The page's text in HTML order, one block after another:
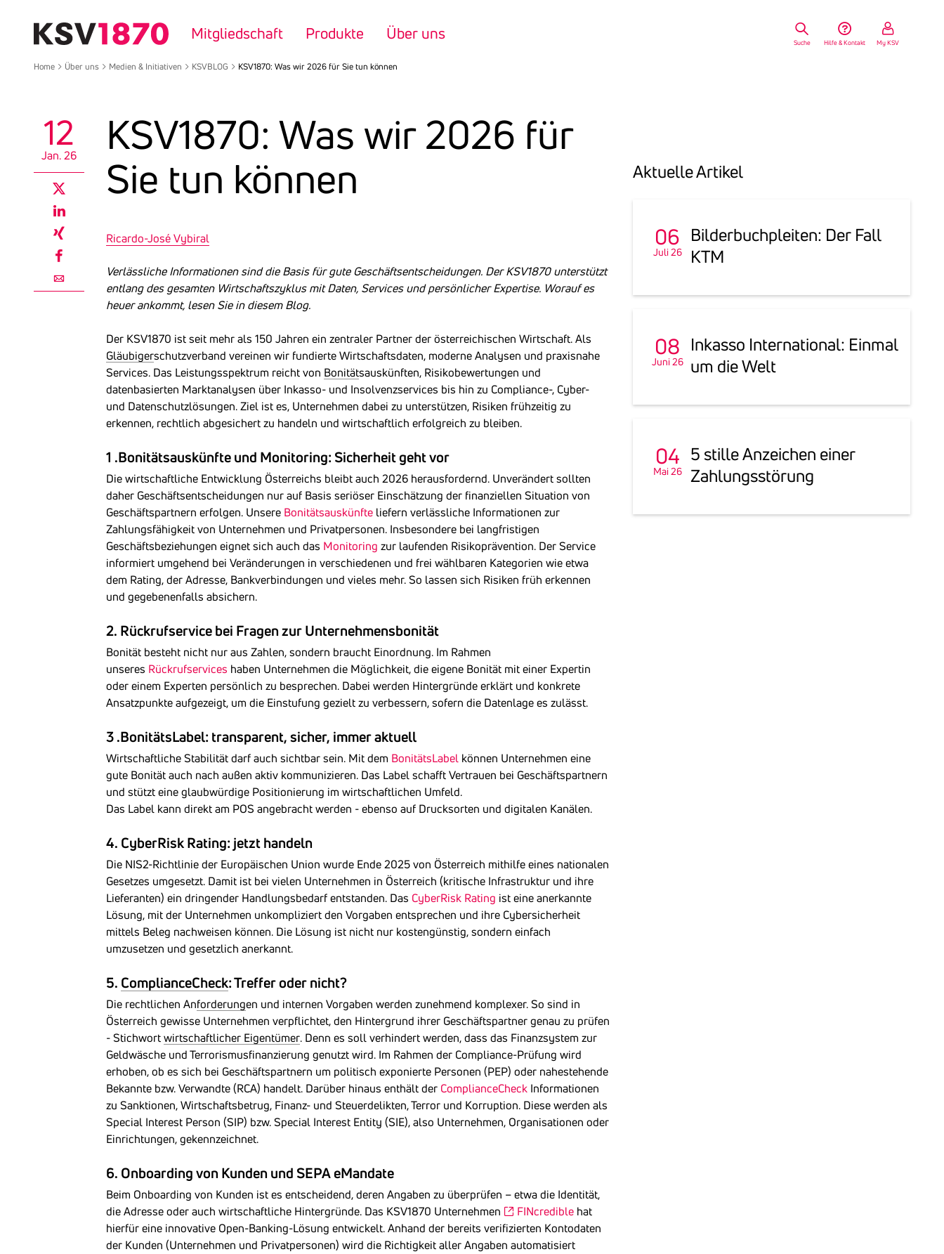
Mitgliedschaft Produkte Über uns
Suche Hilfe & Kontakt My KSV
Home Über uns Medien & Initiativen KSVBLOG KSV1870: Was wir 2026 für Sie tun können
12
Jan. 26
email
KSV1870: Was wir 2026 für
Sie tun können
Ricardo-José Vybiral
Verlässliche Informationen sind die Basis für gute Geschäftsentscheidungen. Der KSV1870 unterstützt
entlang des gesamten Wirtschaftszyklus mit Daten, Services und persönlicher Expertise. Worauf es
heuer ankommt, lesen Sie in diesem Blog.
Der KSV1870 ist seit mehr als 150 Jahren ein zentraler Partner der österreichischen Wirtschaft. Als
Gläubigerschutzverband vereinen wir fundierte Wirtschaftsdaten, moderne Analysen und praxisnahe
Services. Das Leistungsspektrum reicht von Bonitätsauskünften, Risikobewertungen und
datenbasierten Marktanalysen über Inkasso- und Insolvenzservices bis hin zu Compliance-, Cyber-
und Datenschutzlösungen. Ziel ist es, Unternehmen dabei zu unterstützen, Risiken frühzeitig zu
erkennen, rechtlich abgesichert zu handeln und wirtschaftlich erfolgreich zu bleiben.
1 .Bonitätsauskünfte und Monitoring: Sicherheit geht vor
Die wirtschaftliche Entwicklung Österreichs bleibt auch 2026 herausfordernd. Unverändert sollten
daher Geschäftsentscheidungen nur auf Basis seriöser Einschätzung der finanziellen Situation von
Geschäftspartnern erfolgen. Unsere Bonitätsauskünfte liefern verlässliche Informationen zur
Zahlungsfähigkeit von Unternehmen und Privatpersonen. Insbesondere bei langfristigen
Geschäftsbeziehungen eignet sich auch das Monitoring zur laufenden Risikoprävention. Der Service
informiert umgehend bei Veränderungen in verschiedenen und frei wählbaren Kategorien wie etwa
dem Rating, der Adresse, Bankverbindungen und vieles mehr. So lassen sich Risiken früh erkennen
und gegebenenfalls absichern.
2. Rückrufservice bei Fragen zur Unternehmensbonität
Bonität besteht nicht nur aus Zahlen, sondern braucht Einordnung. Im Rahmen
unseres Rückrufservices haben Unternehmen die Möglichkeit, die eigene Bonität mit einer Expertin
oder einem Experten persönlich zu besprechen. Dabei werden Hintergründe erklärt und konkrete
Ansatzpunkte aufgezeigt, um die Einstufung gezielt zu verbessern, sofern die Datenlage es zulässt.
3 .BonitätsLabel: transparent, sicher, immer aktuell
Wirtschaftliche Stabilität darf auch sichtbar sein. Mit dem BonitätsLabel können Unternehmen eine
gute Bonität auch nach außen aktiv kommunizieren. Das Label schafft Vertrauen bei Geschäftspartnern
und stützt eine glaubwürdige Positionierung im wirtschaftlichen Umfeld.
Das Label kann direkt am POS angebracht werden - ebenso auf Drucksorten und digitalen Kanälen.
4. CyberRisk Rating: jetzt handeln
Die NIS2-Richtlinie der Europäischen Union wurde Ende 2025 von Österreich mithilfe eines nationalen
Gesetzes umgesetzt. Damit ist bei vielen Unternehmen in Österreich (kritische Infrastruktur und ihre
Lieferanten) ein dringender Handlungsbedarf entstanden. Das CyberRisk Rating ist eine anerkannte
Lösung, mit der Unternehmen unkompliziert den Vorgaben entsprechen und ihre Cybersicherheit
mittels Beleg nachweisen können. Die Lösung ist nicht nur kostengünstig, sondern einfach
umzusetzen und gesetzlich anerkannt.
5. ComplianceCheck: Treffer oder nicht?
Die rechtlichen Anforderungen und internen Vorgaben werden zunehmend komplexer. So sind in
Österreich gewisse Unternehmen verpflichtet, den Hintergrund ihrer Geschäftspartner genau zu prüfen
- Stichwortwirtschaftlicher Eigentümer. Denn es soll verhindert werden, dass das Finanzsystem zur
Geldwäsche und Terrorismusfinanzierung genutzt wird. Im Rahmen der Compliance-Prüfung wird
erhoben, ob es sich bei Geschäftspartnern um politisch exponierte Personen (PEP) oder nahestehende
Bekannte bzw. Verwandte (RCA) handelt. Darüber hinaus enthält der ComplianceCheck Informationen
zu Sanktionen, Wirtschaftsbetrug, Finanz- und Steuerdelikten, Terror und Korruption. Diese werden als
Special Interest Person (SIP) bzw. Special Interest Entity (SIE), also Unternehmen, Organisationen oder
Einrichtungen, gekennzeichnet.
6. Onboarding von Kunden und SEPA eMandate
Beim Onboarding von Kunden ist es entscheidend, deren Angaben zu überprüfen – etwa die Identität,
die Adresse oder auch wirtschaftliche Hintergründe. Das KSV1870 Unternehmen
FINcredible hat
hierfür eine innovative Open-Banking-Lösung entwickelt. Anhand der bereits verifizierten Kontodaten
der Kunden (Unternehmen und Privatpersonen) wird die Richtigkeit aller Angaben automatisiert
Aktu­elle Artikel
06
Juli 26
Bilder­buch­pleiten: Der Fall
KTM
08
Juni 26
Inkasso Inter­na­tional: Einmal
um die Welt
04
Mai 26
5 stille Anzei­chen einer
Zahlungs­stö­rung